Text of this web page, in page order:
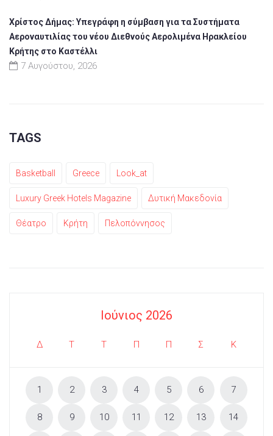
Χρίστος Δήμας: Υπεγράφη η σύμβαση για τα Συστήματα
Αεροναυτιλίας του νέου Διεθνούς Αερολιμένα Ηρακλείου
Κρήτης στο Καστέλλι
7 Αυγούστου, 2026
TAGS
Basketball Greece Look_at
Luxury Greek Hotels Magazine Δυτική Μακεδονία
Θέατρο Κρήτη Πελοπόννησος
Ιούνιος 2026
Δ Τ Τ Π Π Σ Κ
1 2 3 4 5 6 7
8 9 10 11 12 13 14